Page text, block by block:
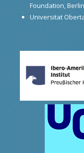
Foundation, Berlin
Universitat